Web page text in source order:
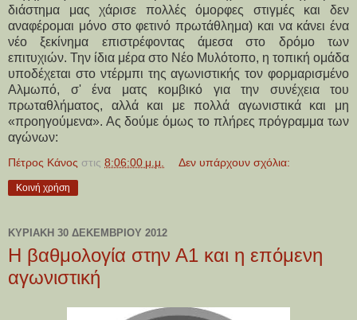
διάστημα μας χάρισε πολλές όμορφες στιγμές και δεν
αναφέρομαι μόνο στο φετινό πρωτάθλημα) και να κάνει ένα
νέο ξεκίνημα επιστρέφοντας άμεσα στο δρόμο των
επιτυχιών. Την ίδια μέρα στο Νέο Μυλότοπο, η τοπική ομάδα
υποδέχεται στο ντέρμπι της αγωνιστικής τον φορμαρισμένο
Αλμωπό, σ' ένα ματς κομβικό για την συνέχεια του
πρωταθλήματος, αλλά και με πολλά αγωνιστικά και μη
«προηγούμενα». Ας δούμε όμως το πλήρες πρόγραμμα των
αγώνων:
Πέτρος Κάνος στις 8:06:00 μ.μ. Δεν υπάρχουν σχόλια:
Κοινή χρήση
ΚΥΡΙΑΚΉ 30 ΔΕΚΕΜΒΡΊΟΥ 2012
Η βαθμολογία στην Α1 και η επόμενη
αγωνιστική